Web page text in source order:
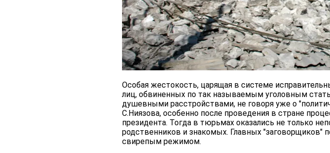
Особая жестокость, царящая в системе
лиц, обвиненных по так называемым уголовным
душевными расстройствами, не говоря уже о
С.Ниязова, особенно после проведения в стране
президента. Тогда в тюрьмах оказались не только
родственников и знакомых. Главных
свирепым режимом.